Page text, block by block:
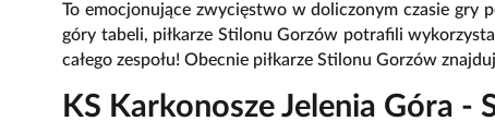
To emocjonujące zwycięstwo w doliczonym czasie gry
góry tabeli, piłkarze Stilonu Gorzów potrafili
całego zespołu! Obecnie piłkarze Stilonu Gorzów
KS Karkonosze Jelenia Góra